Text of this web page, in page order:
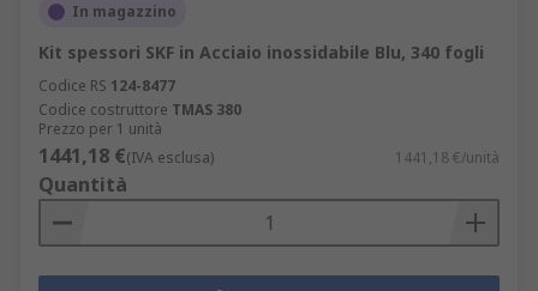
In magazzino
Kit spessori SKF in Acciaio inossidabile Blu, 340 fogli
Codice RS 124-8477
Codice costruttore TMAS 380
Prezzo per 1 unità
1441,18 €(IVA esclusa) 1441,18 €/unità
Quantità